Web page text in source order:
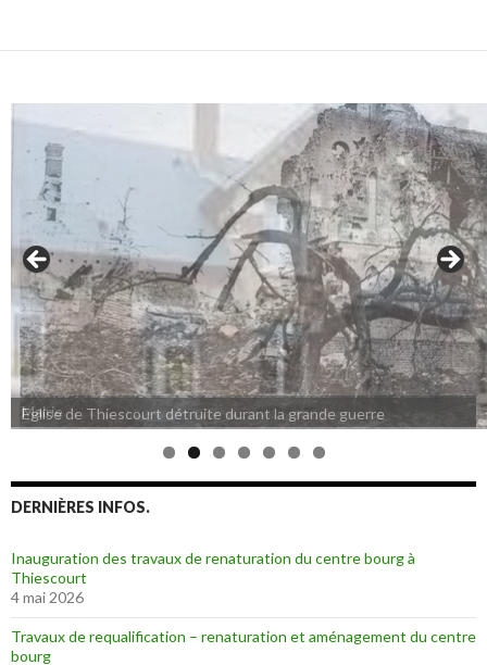
Eglise de Thiescourt détruite durant la grande guerre
DERNIÈRES INFOS.
Inauguration des travaux de renaturation du centre bourg à
Thiescourt
4 mai 2026
Travaux de requalification – renaturation et aménagement du centre
bourg